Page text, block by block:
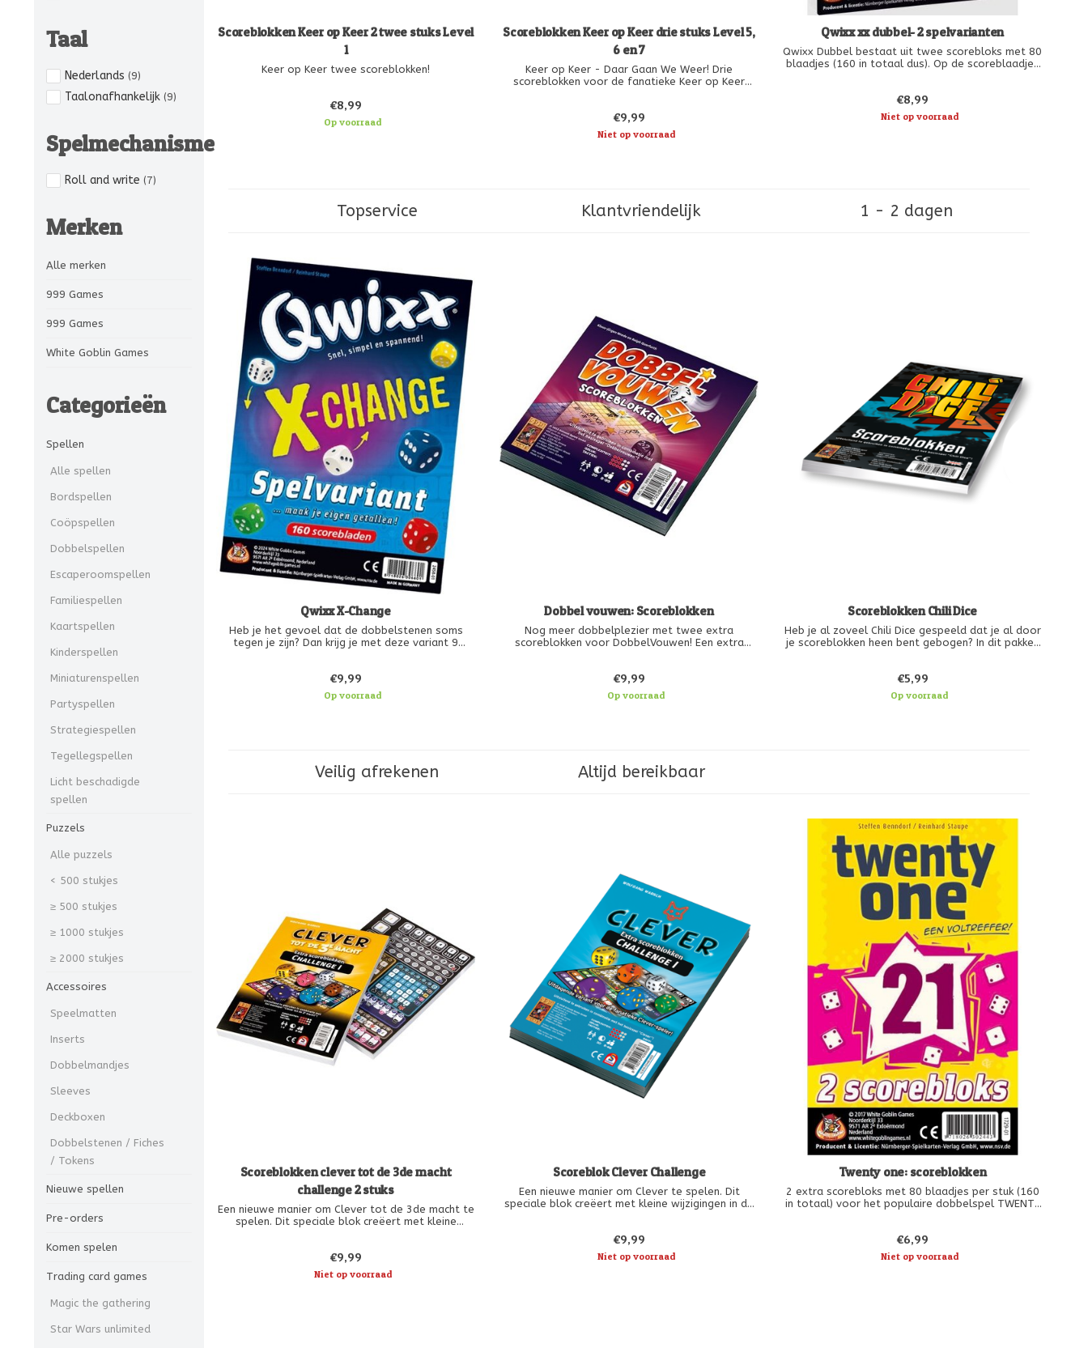
Taal
Nederlands (9)
Taalonafhankelijk (9)
Spelmechanisme
Roll and write (7)
Merken
Alle merken
999 Games
999 Games
White Goblin Games
Categorieën
Spellen
Alle spellen
Bordspellen
Coöpspellen
Dobbelspellen
Escaperoomspellen
Familiespellen
Kaartspellen
Kinderspellen
Miniaturenspellen
Partyspellen
Strategiespellen
Tegellegspellen
Licht beschadigde
spellen
Puzzels
Alle puzzels
< 500 stukjes
≥ 500 stukjes
≥ 1000 stukjes
≥ 2000 stukjes
Accessoires
Speelmatten
Inserts
Dobbelmandjes
Sleeves
Deckboxen
Dobbelstenen / Fiches
/ Tokens
Nieuwe spellen
Pre-orders
Komen spelen
Trading card games
Magic the gathering
Star Wars unlimited
Scoreblokken Keer op Keer 2 twee stuks Level
1
Keer op Keer twee scoreblokken!
€8,99
Op voorraad
Scoreblokken Keer op Keer drie stuks Level 5,
6 en 7
Keer op Keer - Daar Gaan We Weer! Drie
scoreblokken voor de fanatieke Keer op Keer
€9,99
Niet op voorraad
Qwixx xx dubbel- 2 spelvarianten
Qwixx Dubbel bestaat uit twee scorebloks met 80
blaadjes (160 in totaal dus). Op de scoreblaadjes
De spelregels blijven hetzelfde, maar er komen
nummervelden in het spel waarmee je meer
punten kan scoren.
€8,99
Niet op voorraad
Topservice Klantvriendelijk 1 - 2 dagen
Qwixx X-Change
Heb je het gevoel dat de dobbelstenen soms
tegen je zijn? Dan krijg je met deze variant 9
getallen aankruist.
€9,99
Op voorraad
Dobbel vouwen: Scoreblokken
Nog meer dobbelplezier met twee extra
scoreblokken voor DobbelVouwen! Een extra
32 x level 1, 24 x level 2, 24 x level 3 en 20 x
level 4.
€9,99
Op voorraad
Scoreblokken Chili Dice
Heb je al zoveel Chili Dice gespeeld dat je al door
je scoreblokken heen bent gebogen? In dit pakket
kunnen!
€5,99
Op voorraad
Veilig afrekenen Altijd bereikbaar
Scoreblokken clever tot de 3de macht
challenge 2 stuks
Een nieuwe manier om Clever tot de 3de macht te
spelen. Dit speciale blok creëert met kleine
3de macht!
€9,99
Niet op voorraad
Scoreblok Clever Challenge
Een nieuwe manier om Clever te spelen. Dit
speciale blok creëert met kleine wijzigingen in de
€9,99
Niet op voorraad
Twenty one: scoreblokken
2 extra scorebloks met 80 blaadjes per stuk (160
in totaal) voor het populaire dobbelspel TWENTY
€6,99
Niet op voorraad